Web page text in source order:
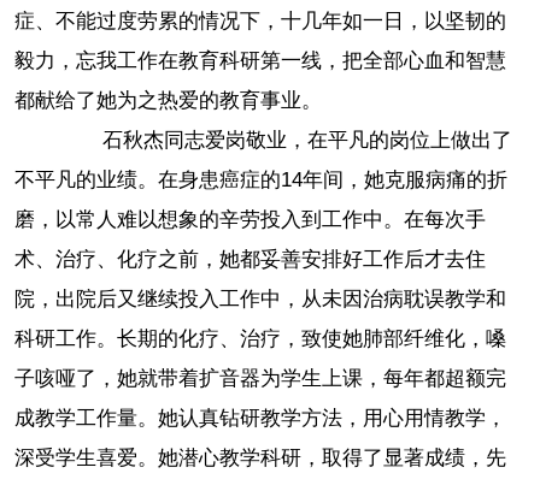
症、不能过度劳累的情况下，十几年如一日，以坚韧的
毅力，忘我工作在教育科研第一线，把全部心血和智慧
都献给了她为之热爱的教育事业。
石秋杰同志爱岗敬业，在平凡的岗位上做出了
不平凡的业绩。在身患癌症的14年间，她克服病痛的折
磨，以常人难以想象的辛劳投入到工作中。在每次手
术、治疗、化疗之前，她都妥善安排好工作后才去住
院，出院后又继续投入工作中，从未因治病耽误教学和
科研工作。长期的化疗、治疗，致使她肺部纤维化，嗓
子咳哑了，她就带着扩音器为学生上课，每年都超额完
成教学工作量。她认真钻研教学方法，用心用情教学，
深受学生喜爱。她潜心教学科研，取得了显著成绩，先